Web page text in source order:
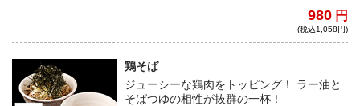
に近づけた食感の自家製麺を使用。コクの
深いそばつゆにラー油を入れることで、複
応え充分！※そばアレルギーの方はご遠慮
下さい。
980 円
(税込1,058円)
鶏そば
ジューシーな鶏肉をトッピング！ ラー油と
そばつゆの相性が抜群の一杯！